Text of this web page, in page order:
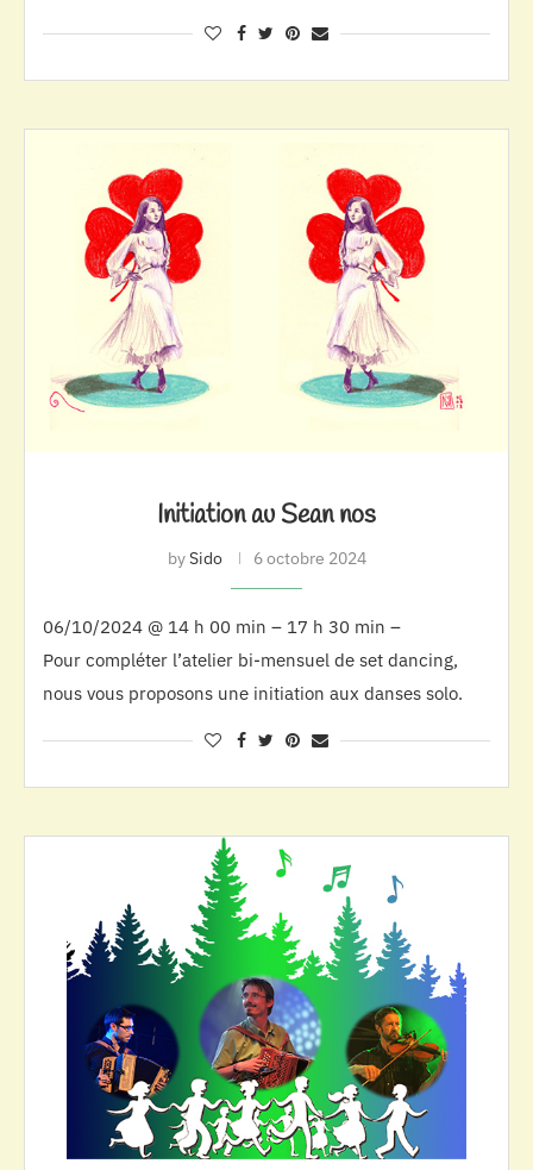
Initiation au Sean nos
bySido 6 octobre 2024
06/10/2024 @ 14 h 00 min – 17 h 30 min –
Pour compléter l’atelier bi-mensuel de set dancing,
nous vous proposons une initiation aux danses solo.